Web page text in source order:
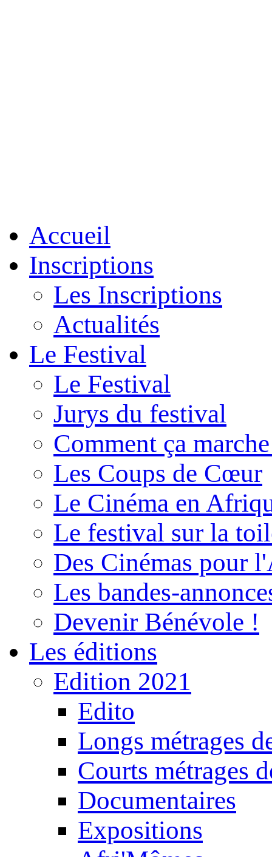
Accueil
Inscriptions
Les Inscriptions
Actualités
Le Festival
Le Festival
Jurys du festival
Comment ça
Les Coups de Cœur
Le Cinéma en
Le festival sur la
Des Cinémas pour
Les bandes-
Devenir Bénévole !
Les éditions
Edition 2021
Edito
Longs métrages
Courts métrages
Documentaires
Expositions